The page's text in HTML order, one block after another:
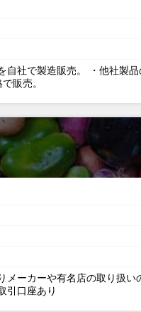
自社で製造販売。 ・他社製
販売。
メーカーや有名店の取り扱い
引口座あり